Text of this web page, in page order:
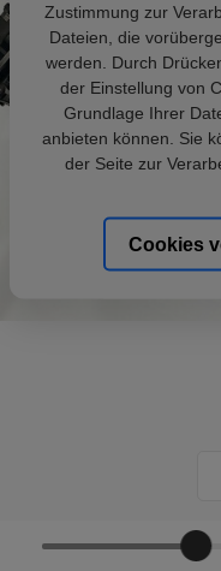
Zustimmung zur
Dateien, die
werden. Durch
der Einstellung von
Grundlage Ihrer
anbieten können. Sie
der Seite zur
Cookies